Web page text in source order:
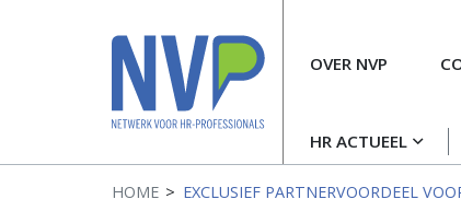
Hoofdnavigatie
HR ACTUEEL
MetaOVER NVP
HOME EXCLUSIEF PARTNERVOORDEEL